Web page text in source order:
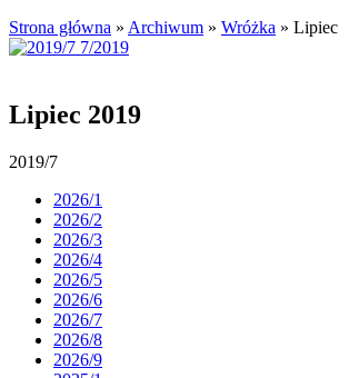
Strona główna » Archiwum » Wróżka » Lipiec
Lipiec 2019
2019/7
2026/1
2026/2
2026/3
2026/4
2026/5
2026/6
2026/7
2026/8
2026/9